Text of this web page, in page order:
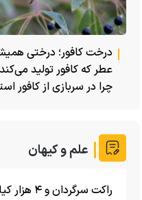
درخت کافور؛ درختی
عطر که کافور تولید
چرا در سربازی از کافور
علم و کیهان
راکت